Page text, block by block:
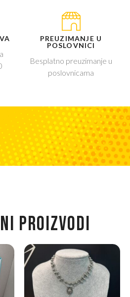
PREUZIMANJE U
POSLOVNICI
Besplatno preuzimanje u
poslovnicama
PROIZVODI